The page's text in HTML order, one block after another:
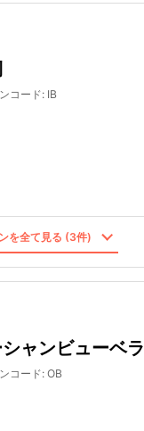
コード: IB
を全て見る (3件)
ャンビューベラ
コード: OB